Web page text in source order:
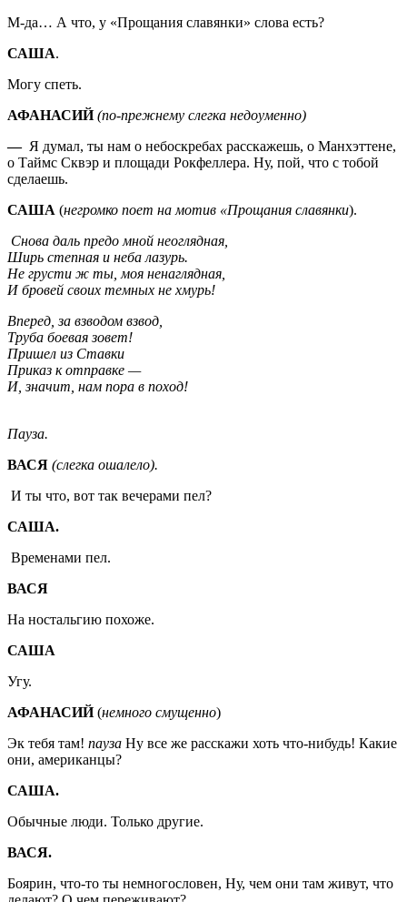
М-да… А что, у «Прощания славянки» слова есть?
САША.
Могу спеть.
АФАНАСИЙ(по-прежнему слегка недоуменно)
— Я думал, ты нам о небоскребах расскажешь, о Манхэттене,
о Таймс Сквэр и площади Рокфеллера. Ну, пой, что с тобой
сделаешь.
САША (негромко поет на мотив «Прощания славянки).
Снова даль предо мной неоглядная,
Ширь степная и неба лазурь.
Не грусти ж ты, моя ненаглядная,
И бровей своих темных не хмурь!
Вперед, за взводом взвод,
Труба боевая зовет!
Пришел из Ставки
Приказ к отправке —
И, значит, нам пора в поход!
Пауза.
ВАСЯ (слегка ошалело).
И ты что, вот так вечерами пел?
САША.
Временами пел.
ВАСЯ
На ностальгию похоже.
САША
Угу.
АФАНАСИЙ(немного смущенно)
Эк тебя там! пауза Ну все же расскажи хоть что-нибудь! Какие
они, американцы?
САША.
Обычные люди. Только другие.
ВАСЯ.
Боярин, что-то ты немногословен, Ну, чем они там живут, что